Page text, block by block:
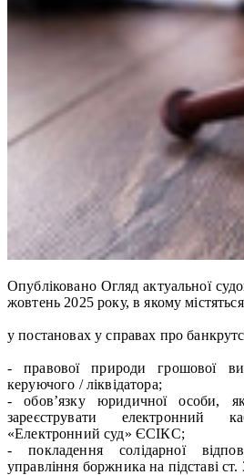
Опубліковано Огляд актуальної
жовтень 2025 року, в якому
у постановах у справах про
- правової природи грошової
керуючого / ліквідатора;
- обов’язку юридичної особи,
зареєструвати електронний
«Електронний суд» ЄСІКС;
- покладення солідарної
управління боржника на підставі